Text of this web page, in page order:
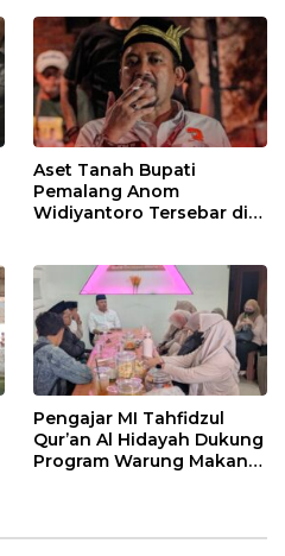
Aset Tanah Bupati
Pemalang Anom
Widiyantoro Tersebar di
Pengajar MI Tahfidzul
Qur’an Al Hidayah Dukung
Program Warung Makan